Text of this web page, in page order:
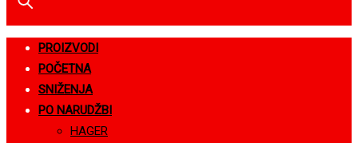
PROIZVODI
POČETNA
SNIŽENJA
PO NARUDŽBI
HAGER